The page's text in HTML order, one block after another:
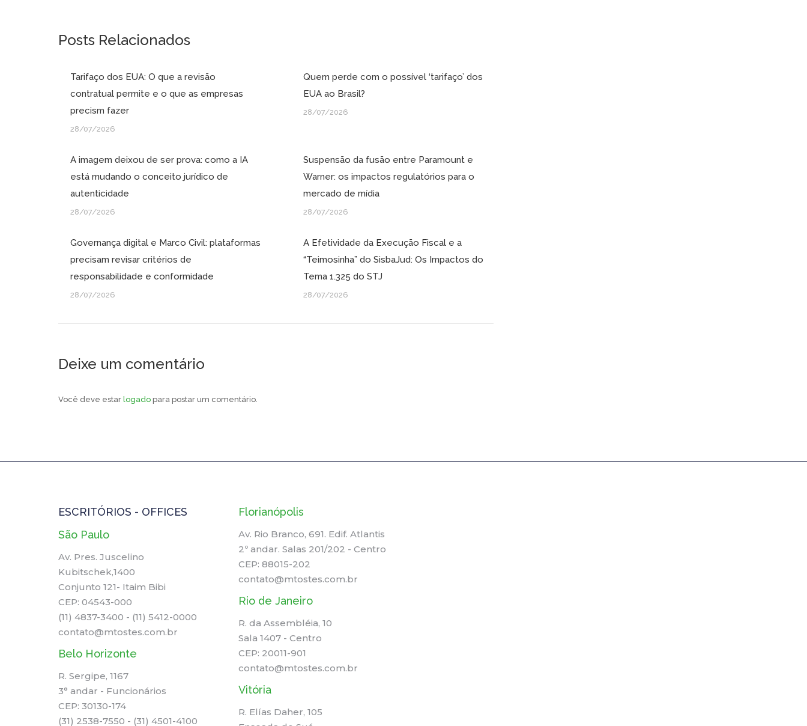
Posts Relacionados
Tarifaço dos EUA: O que a revisão
contratual permite e o que as empresas
precism fazer
28/07/2026
Quem perde com o possível ‘tarifaço’ dos
EUA ao Brasil?
28/07/2026
A imagem deixou de ser prova: como a IA
está mudando o conceito jurídico de
autenticidade
28/07/2026
Suspensão da fusão entre Paramount e
Warner: os impactos regulatórios para o
mercado de mídia
28/07/2026
Governança digital e Marco Civil: plataformas
precisam revisar critérios de
responsabilidade e conformidade
28/07/2026
A Efetividade da Execução Fiscal e a
“Teimosinha” do SisbaJud: Os Impactos do
Tema 1.325 do STJ
28/07/2026
Deixe um comentário
Você deve estar logado para postar um comentário.
ESCRITÓRIOS - OFFICES
São Paulo
Av. Pres. Juscelino
Kubitschek,1400
Conjunto 121- Itaim Bibi
CEP: 04543-000
(11) 4837-3400 - (11) 5412-0000
contato@mtostes.com.br
Belo Horizonte
R. Sergipe, 1167
3° andar - Funcionários
CEP: 30130-174
(31) 2538-7550 - (31) 4501-4100
Florianópolis
Av. Rio Branco, 691. Edif. Atlantis
2º andar. Salas 201/202 - Centro
CEP: 88015-202
contato@mtostes.com.br
Rio de Janeiro
R. da Assembléia, 10
Sala 1407 - Centro
CEP: 20011-901
contato@mtostes.com.br
Vitória
R. Elías Daher, 105